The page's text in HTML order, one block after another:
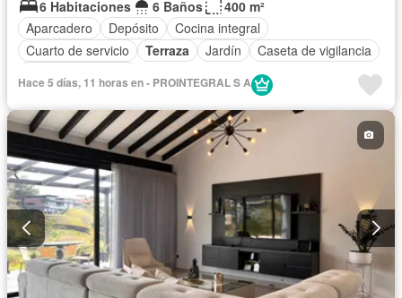
6 Habitaciones 6 Baños
400 m²
Aparcadero
Depósito
Cocina integral
Cuarto de servicio
Terraza Jardín
Caseta de vigilancia
Hace 5 días, 11 horas en - PROINTEGRAL S A